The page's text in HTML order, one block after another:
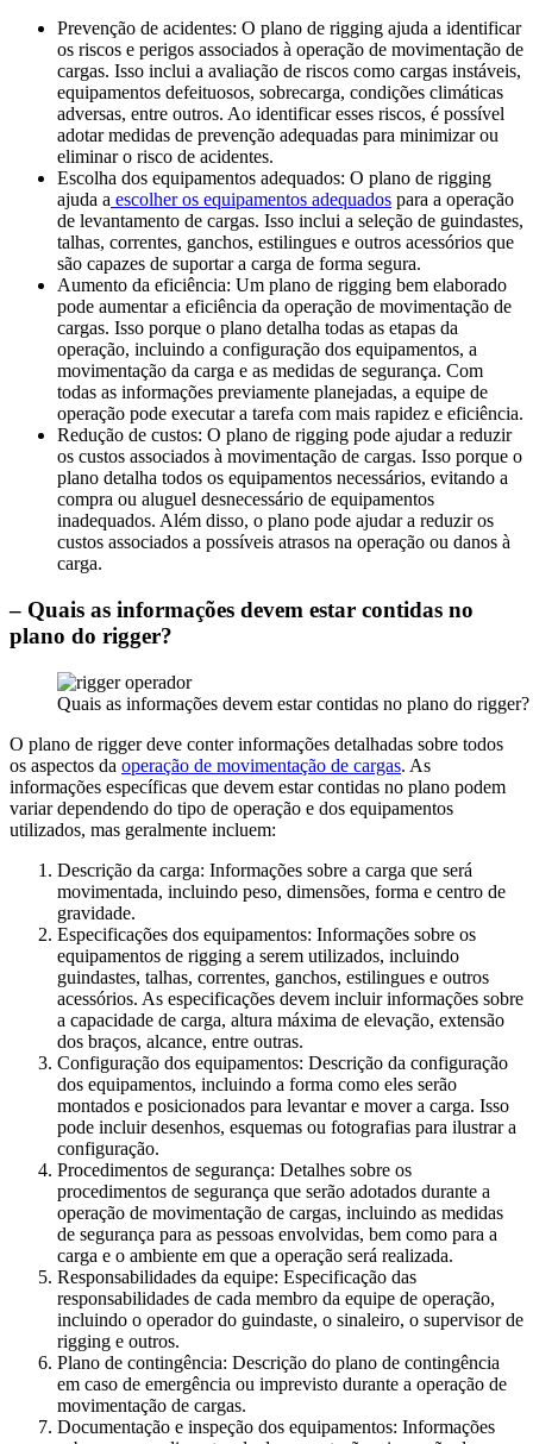
Prevenção de acidentes: O plano de rigging ajuda a identificar
os riscos e perigos associados à operação de movimentação de
cargas. Isso inclui a avaliação de riscos como cargas instáveis,
equipamentos defeituosos, sobrecarga, condições climáticas
adversas, entre outros. Ao identificar esses riscos, é possível
adotar medidas de prevenção adequadas para minimizar ou
eliminar o risco de acidentes.
Escolha dos equipamentos adequados: O plano de rigging
ajuda a escolher os equipamentos adequados para a operação
de levantamento de cargas. Isso inclui a seleção de guindastes,
talhas, correntes, ganchos, estilingues e outros acessórios que
são capazes de suportar a carga de forma segura.
Aumento da eficiência: Um plano de rigging bem elaborado
pode aumentar a eficiência da operação de movimentação de
cargas. Isso porque o plano detalha todas as etapas da
operação, incluindo a configuração dos equipamentos, a
movimentação da carga e as medidas de segurança. Com
todas as informações previamente planejadas, a equipe de
operação pode executar a tarefa com mais rapidez e eficiência.
Redução de custos: O plano de rigging pode ajudar a reduzir
os custos associados à movimentação de cargas. Isso porque o
plano detalha todos os equipamentos necessários, evitando a
compra ou aluguel desnecessário de equipamentos
inadequados. Além disso, o plano pode ajudar a reduzir os
custos associados a possíveis atrasos na operação ou danos à
carga.
– Quais as informações devem estar contidas no
plano do rigger?
Quais as informações devem estar contidas no plano do rigger?
O plano de rigger deve conter informações detalhadas sobre todos
os aspectos da operação de movimentação de cargas. As
informações específicas que devem estar contidas no plano podem
variar dependendo do tipo de operação e dos equipamentos
utilizados, mas geralmente incluem:
Descrição da carga: Informações sobre a carga que será
movimentada, incluindo peso, dimensões, forma e centro de
gravidade.
Especificações dos equipamentos: Informações sobre os
equipamentos de rigging a serem utilizados, incluindo
guindastes, talhas, correntes, ganchos, estilingues e outros
acessórios. As especificações devem incluir informações sobre
a capacidade de carga, altura máxima de elevação, extensão
dos braços, alcance, entre outras.
Configuração dos equipamentos: Descrição da configuração
dos equipamentos, incluindo a forma como eles serão
montados e posicionados para levantar e mover a carga. Isso
pode incluir desenhos, esquemas ou fotografias para ilustrar a
configuração.
Procedimentos de segurança: Detalhes sobre os
procedimentos de segurança que serão adotados durante a
operação de movimentação de cargas, incluindo as medidas
de segurança para as pessoas envolvidas, bem como para a
carga e o ambiente em que a operação será realizada.
Responsabilidades da equipe: Especificação das
responsabilidades de cada membro da equipe de operação,
incluindo o operador do guindaste, o sinaleiro, o supervisor de
rigging e outros.
Plano de contingência: Descrição do plano de contingência
em caso de emergência ou imprevisto durante a operação de
movimentação de cargas.
Documentação e inspeção dos equipamentos: Informações